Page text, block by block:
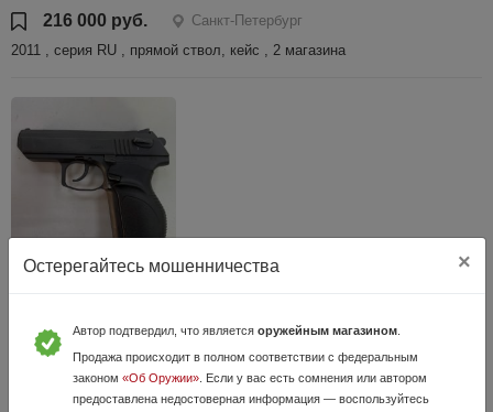
216 000 руб.
Санкт-Петербург
2011 , серия RU , прямой ствол, кейс , 2 магазина
ПС10 , кал. 10/28 в СПБ
55 900 руб.
Санкт-Петербург
Новый , полный комплект , гарантия
Остерегайтесь мошенничества ×
Автор подтвердил, что является оружейным магазином.
Продажа происходит в полном соответствии с федеральным
законом «Об Оружии». Если у вас есть сомнения или автором
предоставлена недостоверная информация — воспользуйтесь